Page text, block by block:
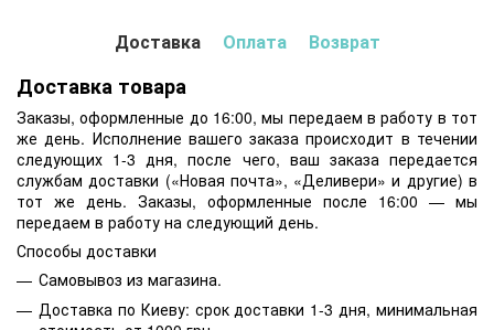
Доставка Оплата Возврат
Доставка товара
Заказы, оформленные до 16:00, мы передаем в работу в тот
же день. Исполнение вашего заказа происходит в течении
следующих 1-3 дня, после чего, ваш заказа передается
службам доставки («Новая почта», «Деливери» и другие) в
тот же день. Заказы, оформленные после 16:00 — мы
передаем в работу на следующий день.
Способы доставки
Самовывоз из магазина.
Доставка по Киеву: срок доставки 1-3 дня, минимальная